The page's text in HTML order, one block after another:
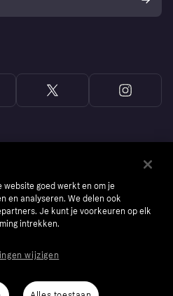
goed werkt en om je
en analyseren. We delen ook
Je kunt je voorkeuren op elk
intrekken.
wijzigen